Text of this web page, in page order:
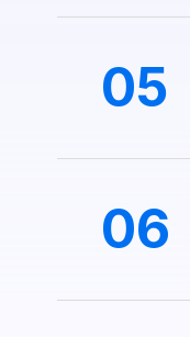
05
06